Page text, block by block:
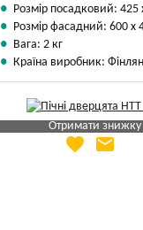
Розмір посадковий:
Розмір фасадний: 600 х
Вага: 2 кг
Країна виробник:
Отримати знижку
Яка Ваша ціна
favorite email